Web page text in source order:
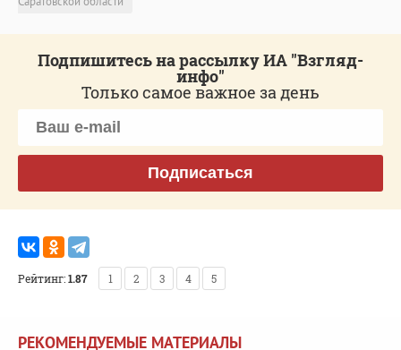
Подпишитесь на рассылку ИА "Взгляд-
инфо"
Только самое важное за день
Подписаться
Рейтинг:1.87 1 2 3 4 5
РЕКОМЕНДУЕМЫЕ МАТЕРИАЛЫ